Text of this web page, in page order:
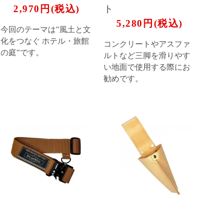
2,970円(税込)
今回のテーマは”風土と文
化をつなぐ ホテル・旅館
の庭”です。
ト
5,280円(税込)
コンクリートやアスファ
ルトなど三脚を滑りやす
い地面で使用する際にお
勧めです。